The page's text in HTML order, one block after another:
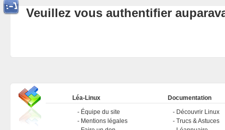
Veuillez vous authentifier
Léa-Linux
Équipe du site
Mentions légales
Documentation
Découvrir Linux
Trucs & Astuces